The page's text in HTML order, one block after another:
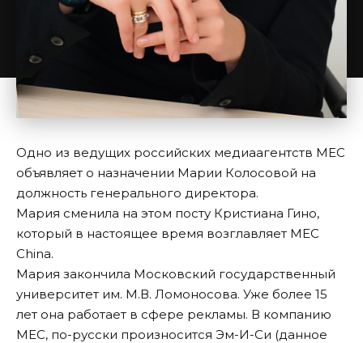
Одно из ведущих российских медиаагентств МЕС
объявляет о назначении Марии Колосовой на
должность генерального директора.
Мария сменила на этом посту Кристиана Гино,
который в настоящее время возглавляет МЕС
China.
Мария закончила Московский государственный
университет им. М.В. Ломоносова. Уже более 15
лет она работает в сфере рекламы. В компанию
MEC, по-русски произносится Эм-И-Си (данное